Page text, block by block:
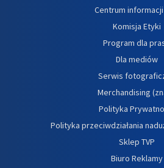
Centrum informacji
Komisja Etyki
Program dla
Dla mediów
Serwis
Merchandising
Polityka
Polityka przeciwdziałania
Sklep TVP
Biuro Reklamy